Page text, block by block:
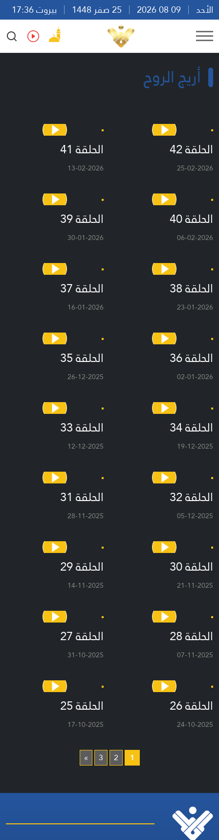
الأحد
بيروت 17:36
Ar
En Fr Es
أريج الروح
الحلقة 42
25-02-2026
الحلقة 41
13-02-2026
الحلقة 40
06-02-2026
الحلقة 39
30-01-2026
الحلقة 38
23-01-2026
الحلقة 37
16-01-2026
الحلقة 36
02-01-2026
الحلقة 35
26-12-2025
الحلقة 34
19-12-2025
الحلقة 33
12-12-2025
الحلقة 32
05-12-2025
الحلقة 31
28-11-2025
الحلقة 30
21-11-2025
الحلقة 29
14-11-2025
الحلقة 28
07-11-2025
الحلقة 27
31-10-2025
الحلقة 26
24-10-2025
الحلقة 25
17-10-2025
1
2
3
»